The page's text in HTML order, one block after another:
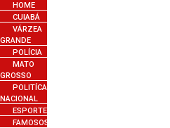
HOME
CUIABÁ
VÁRZEA
GRANDE
POLÍCIA
MATO
GROSSO
POLITÍCA
NACIONAL
ESPORTES
FAMOSOS